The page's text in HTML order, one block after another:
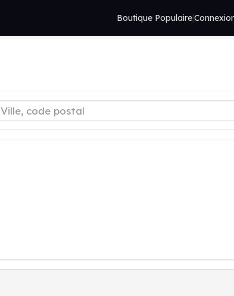
Boutique Populaire|